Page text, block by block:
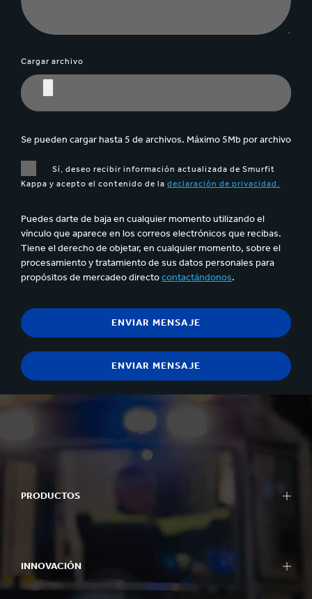
Cargar archivo
Se pueden cargar hasta 5 de archivos. Máximo 5Mb por archivo
Sí, deseo recibir información actualizada de Smurfit
Kappa y acepto el contenido de la declaración de privacidad.
Puedes darte de baja en cualquier momento utilizando el
vínculo que aparece en los correos electrónicos que recibas.
Tiene el derecho de objetar, en cualquier momento, sobre el
procesamiento y tratamiento de sus datos personales para
propósitos de mercadeo directocontactándonos.
PRODUCTOS
INNOVACIÓN